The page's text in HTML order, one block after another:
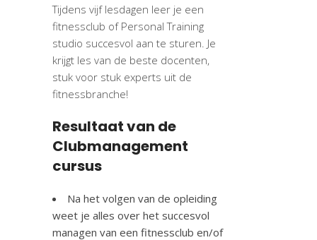
Tijdens vijf lesdagen leer je een
fitnessclub of Personal Training
studio succesvol aan te sturen. Je
krijgt les van de beste docenten,
stuk voor stuk experts uit de
fitnessbranche!
Resultaat van de
Clubmanagement
cursus
Na het volgen van de opleiding
weet je alles over het succesvol
managen van een fitnessclub en/of